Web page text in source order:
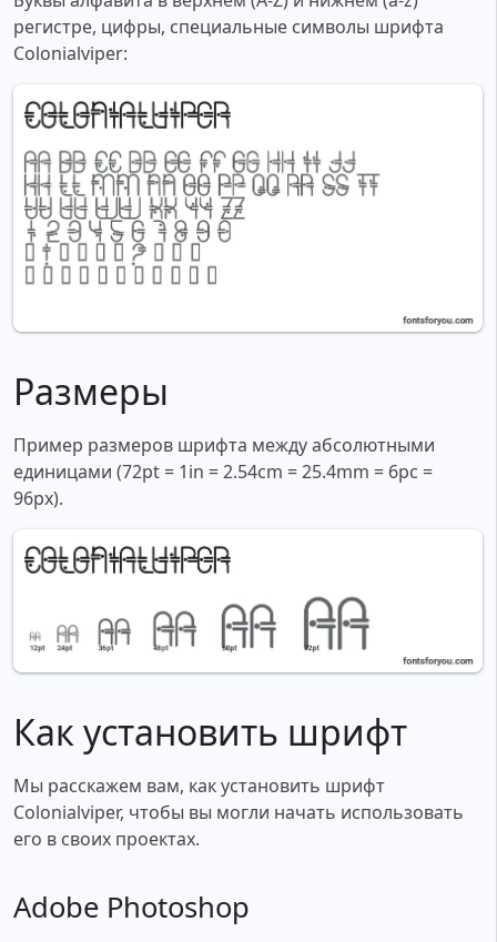
регистре, цифры, специальные символы шрифта
Colonialviper:
Размеры
Пример размеров шрифта между абсолютными
единицами (72pt = 1in = 2.54cm = 25.4mm = 6pc =
96px).
Как установить шрифт
Мы расскажем вам, как установить шрифт
Colonialviper, чтобы вы могли начать использовать
его в своих проектах.
Adobe Photoshop